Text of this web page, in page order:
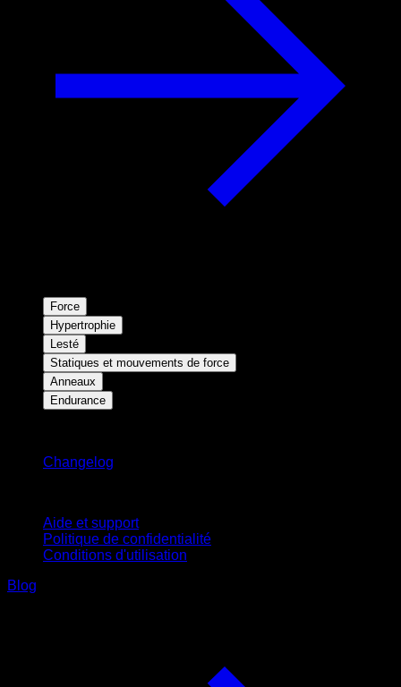
Force
Hypertrophie
Lesté
Statiques et mouvements de force
Anneaux
Endurance
Changelog
Aide et support
Politique de confidentialité
Conditions d'utilisation
Blog